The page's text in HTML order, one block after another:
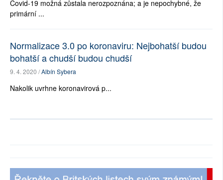
Covid-19 možná zůstala nerozpoznána; a je nepochybné, že
primární ...
Normalizace 3.0 po koronaviru: Nejbohatší budou
bohatší a chudší budou chudší
9. 4. 2020 /Albín Sybera
Nakolik uvrhne koronavirová p...